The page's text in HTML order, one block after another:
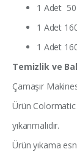
1 Adet
1 Adet
1 Adet
Temizlik ve
Çamaşır
Ürün Colormatic
yıkanmalıdır.
Ürün yıkama